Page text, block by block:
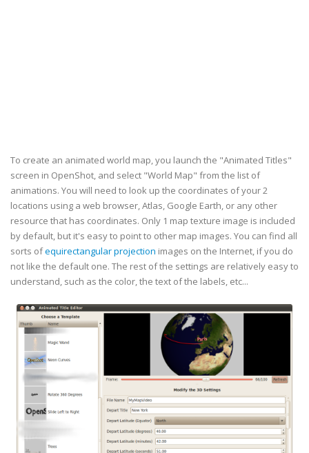
To create an animated world map, you launch the "Animated Titles"
screen in OpenShot, and select "World Map" from the list of
animations. You will need to look up the coordinates of your 2
locations using a web browser, Atlas, Google Earth, or any other
resource that has coordinates. Only 1 map texture image is included
by default, but it's easy to point to other map images. You can find all
sorts ofequirectangular projection images on the Internet, if you do
not like the default one. The rest of the settings are relatively easy to
understand, such as the color, the text of the labels, etc...